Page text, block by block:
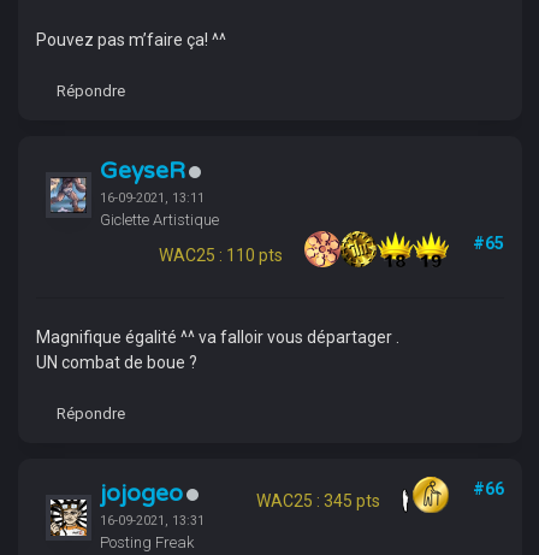
Pouvez pas m’faire ça! ^^
Répondre
GeyseR
16-09-2021, 13:11
Giclette Artistique
WAC25 : 110 pts
#65
Magnifique égalité ^^ va falloir vous départager .
UN combat de boue ?
Répondre
jojogeo
16-09-2021, 13:31
Posting Freak
WAC25 : 345 pts
#66